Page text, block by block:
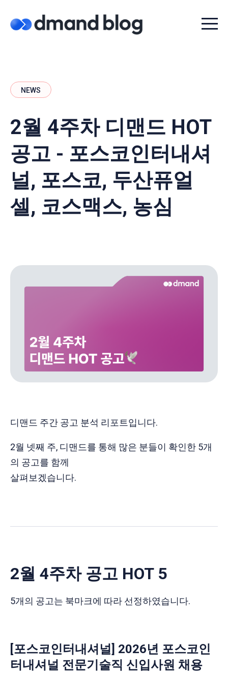
Menu
NEWS
2월 4주차 디맨드 HOT
공고 - 포스코인터내셔
널, 포스코, 두산퓨얼
셀, 코스맥스, 농심
디맨드 주간 공고 분석 리포트입니다.
2월 넷째 주, 디맨드를 통해 많은 분들이 확인한 5개
의 공고를 함께
살펴보겠습니다.
2월 4주차 공고 HOT 5
5개의 공고는 북마크에 따라 선정하였습니다.
[포스코인터내셔널] 2026년 포스코인
터내셔널 전문기술직 신입사원 채용